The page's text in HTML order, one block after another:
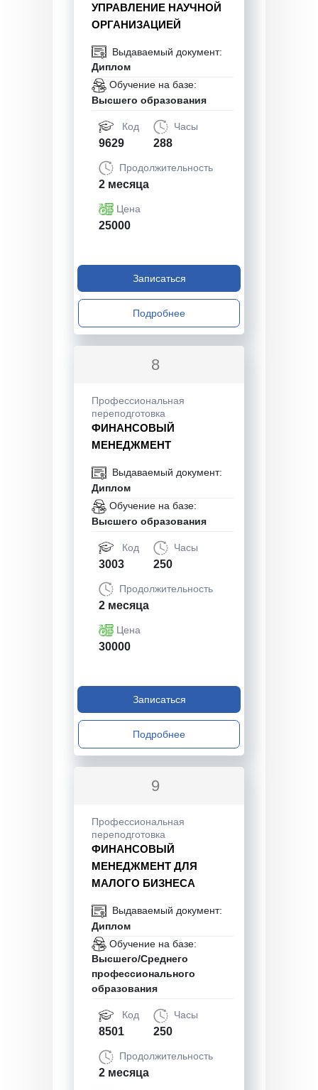
УПРАВЛЕНИЕ НАУЧНОЙ
ОРГАНИЗАЦИЕЙ
Выдаваемый документ:
Диплом
Обучение на базе:
Высшего образования
Код
9629
Часы
288
Продолжительность
2 месяца
Цена
25000
Записаться
Подробнее
8
Профессиональная
переподготовка
ФИНАНСОВЫЙ
МЕНЕДЖМЕНТ
Выдаваемый документ:
Диплом
Обучение на базе:
Высшего образования
Код
3003
Часы
250
Продолжительность
2 месяца
Цена
30000
Записаться
Подробнее
9
Профессиональная
переподготовка
ФИНАНСОВЫЙ
МЕНЕДЖМЕНТ ДЛЯ
МАЛОГО БИЗНЕСА
Выдаваемый документ:
Диплом
Обучение на базе:
Высшего/Среднего
профессионального
образования
Код
8501
Часы
250
Продолжительность
2 месяца